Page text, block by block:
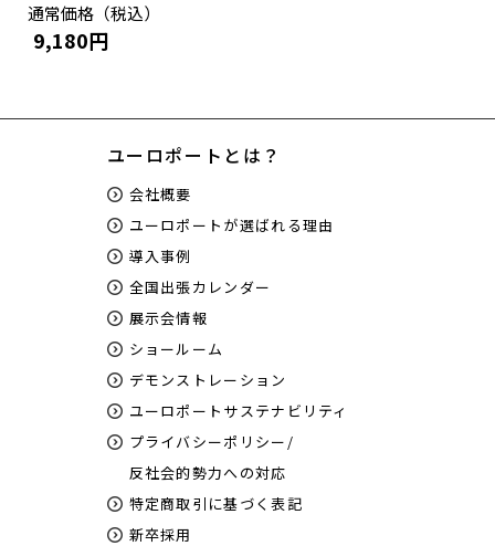
通常価格（税込）
9,180円
ユーロポートとは？
会社概要
ユーロポートが選ばれる理由
導入事例
全国出張カレンダー
展示会情報
ショールーム
デモンストレーション
ユーロポートサステナビリティ
プライバシーポリシー/
反社会的勢力への対応
特定商取引に基づく表記
新卒採用